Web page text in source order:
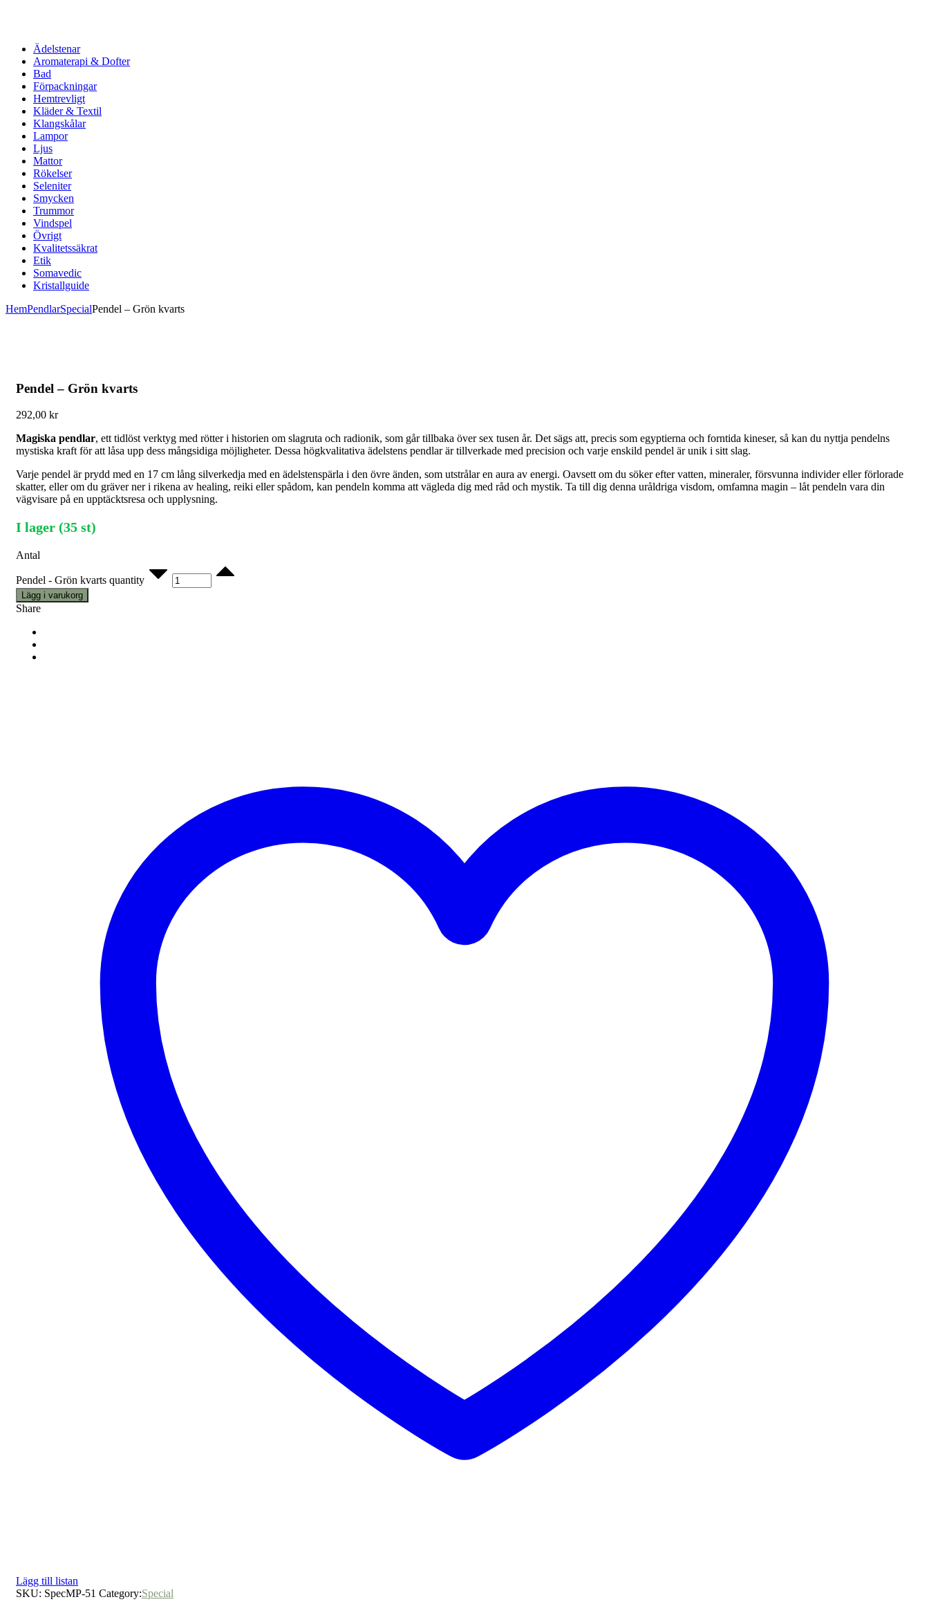
Ädelstenar
Aromaterapi & Dofter
Bad
Förpackningar
Hemtrevligt
Kläder & Textil
Klangskålar
Lampor
Ljus
Mattor
Rökelser
Seleniter
Smycken
Trummor
Vindspel
Övrigt
Kvalitetssäkrat
Etik
Somavedic
Kristallguide
HemPendlarSpecialPendel – Grön kvarts
Pendel – Grön kvarts
292,00 kr
Magiska pendlar, ett tidlöst verktyg med rötter i historien om slagruta och radionik, som går tillbaka över sex tusen år. Det sägs att, precis som egyptierna och forntida kineser, så kan du nyttja pendelns
mystiska kraft för att låsa upp dess mångsidiga möjligheter. Dessa högkvalitativa ädelstens pendlar är tillverkade med precision och varje enskild pendel är unik i sitt slag.
Varje pendel är prydd med en 17 cm lång silverkedja med en ädelstenspärla i den övre änden, som utstrålar en aura av energi. Oavsett om du söker efter vatten, mineraler, försvunna individer eller förlorade
skatter, eller om du gräver ner i rikena av healing, reiki eller spådom, kan pendeln komma att vägleda dig med råd och mystik. Ta till dig denna uråldriga visdom, omfamna magin – låt pendeln vara din
vägvisare på en upptäcktsresa och upplysning.
I lager (35 st)
Antal
Pendel - Grön kvarts quantity
Lägg i varukorg
Share
Lägg till listan
SKU: SpecMP-51 Category:Special